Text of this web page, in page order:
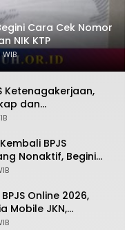
Cara Cek Nomor
NIK KTP
Ketenagakerjaan,
dan
BPJS
Nonaktif, Begini
Online 2026,
Mobile JKN,
Cabang